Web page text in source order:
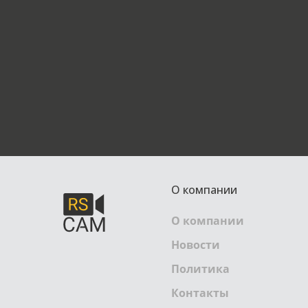
О компании
О компании
Новости
Политика
Контакты